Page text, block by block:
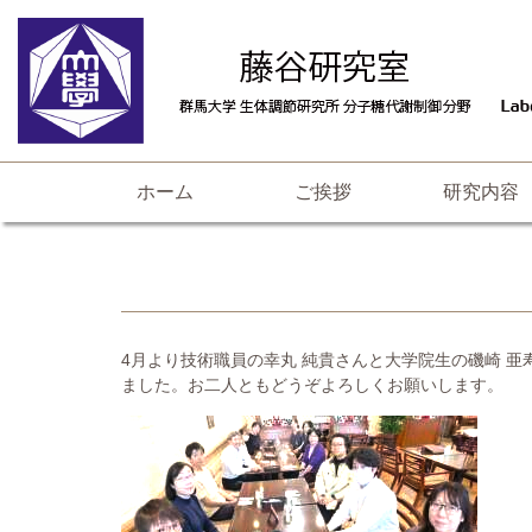
ホーム ご挨拶 研究内容
4月より技術職員の幸丸 純貴さんと大学院生の磯崎
ました。お二人ともどうぞよろしくお願いします。